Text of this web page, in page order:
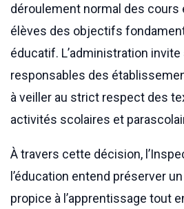
déroulement normal des cours
élèves des objectifs
éducatif. L’administration invite
responsables des
à veiller au strict respect des
activités scolaires et
À travers cette décision,
l’éducation entend préserver
propice à l’apprentissage tout